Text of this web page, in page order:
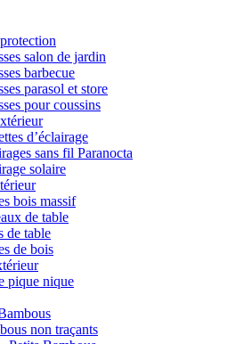
salon de jardin
barbecue
parasol et store
pour coussins
d’éclairage
sans fil Paranocta
solaire
bois massif
de table
de table
de bois
pique nique
non traçants